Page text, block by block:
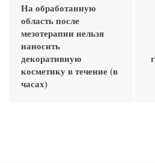
На обработанную
область после
мезотерапии нельзя
наносить
декоративную
косметику в течение (в
часах)